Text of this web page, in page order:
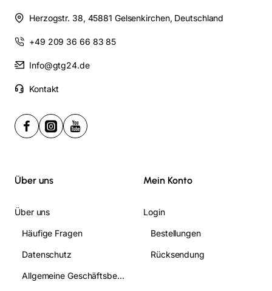
Herzogstr. 38, 45881 Gelsenkirchen, Deutschland
+49 209 36 66 83 85
Info@gtg24.de
Kontakt
Über uns
Über uns
Häufige Fragen
Datenschutz
Allgemeine Geschäftsbedingungen
Mein Konto
Login
Bestellungen
Rücksendung